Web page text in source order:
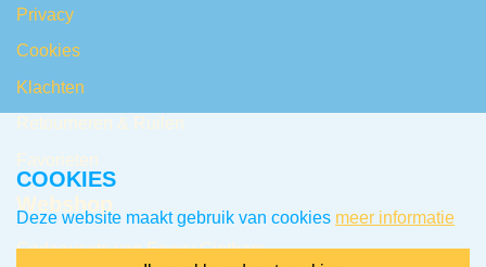
Privacy
Cookies
Klachten
Retourneren & Ruilen
Favorieten
Webshop
Cadeausets van Epoxy Giethars
COOKIES
Deze website maakt gebruik van cookies meer informatie